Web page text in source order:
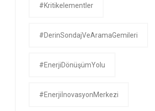
#kritikelementler
#DerinSondajVeAramaGemileri
#EnerjiDönüşümYolu
#EnerjiİnovasyonMerkezi